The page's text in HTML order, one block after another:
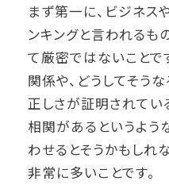
まず第一に、ビジネ
ンキングと言われるも
て厳密ではないことで
関係や、どうしてそう
正しさが証明されてい
相関があるというよう
わせるとそうかもしれ
非常に多いことです。